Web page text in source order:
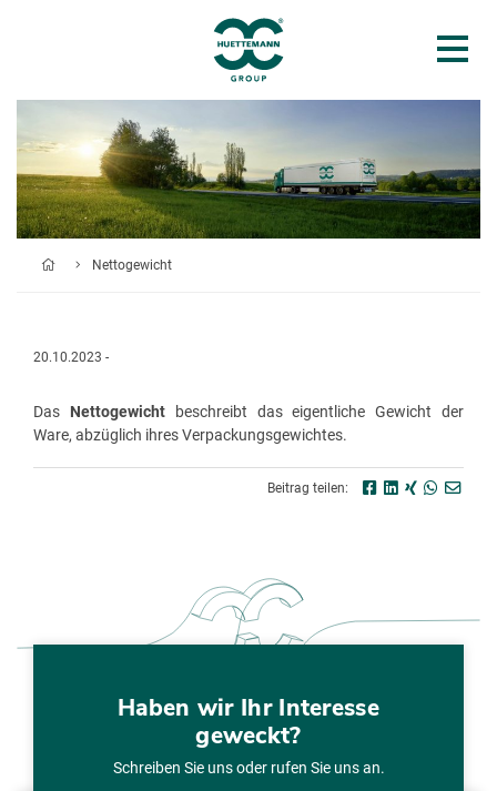
Nettogewicht
20.10.2023 -
Das Nettogewichtbeschreibt das eigentliche Gewicht der
Ware, abzüglich ihres Verpackungsgewichtes.
Beitrag teilen:
Haben wir Ihr Interesse
geweckt?
Schreiben Sie uns oder rufen Sie uns an.